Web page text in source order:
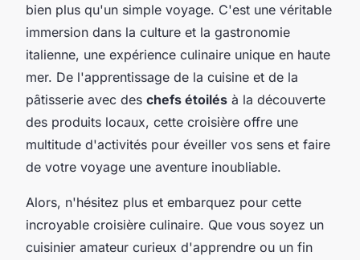
bien plus qu'un simple voyage. C'est une véritable
immersion dans la culture et la gastronomie
italienne, une expérience culinaire unique en haute
mer. De l'apprentissage de la cuisine et de la
pâtisserie avec des chefs étoilés à la découverte
des produits locaux, cette croisière offre une
multitude d'activités pour éveiller vos sens et faire
de votre voyage une aventure inoubliable.
Alors, n'hésitez plus et embarquez pour cette
incroyable croisière culinaire. Que vous soyez un
cuisinier amateur curieux d'apprendre ou un fin